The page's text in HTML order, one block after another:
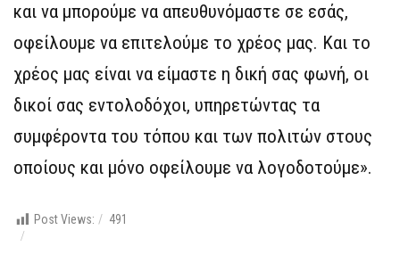
και να μπορούμε να απευθυνόμαστε σε εσάς,
οφείλουμε να επιτελούμε το χρέος μας. Και το
χρέος μας είναι να είμαστε η δική σας φωνή, οι
δικοί σας εντολοδόχοι, υπηρετώντας τα
συμφέροντα του τόπου και των πολιτών στους
οποίους και μόνο οφείλουμε να λογοδοτούμε».
Post Views: 491